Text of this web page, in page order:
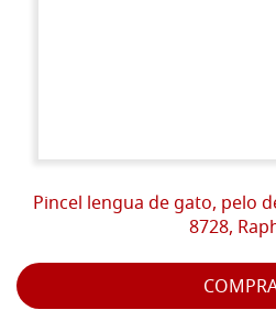
Pincel lengua de gato, pelo
8728,